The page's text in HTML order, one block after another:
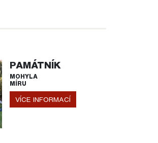
PAMÁTNÍK
MOHYLA
MÍRU
VÍCE INFORMACÍ